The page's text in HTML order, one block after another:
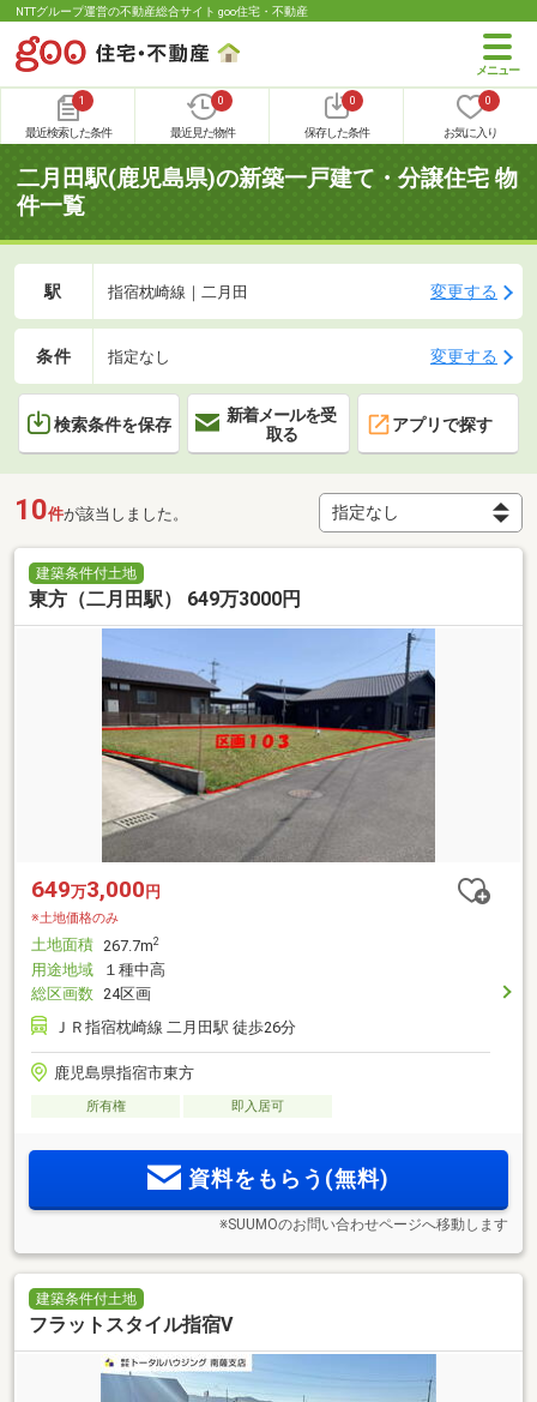
NTTグループ運営の不動産総合サイト goo住宅・不動産
1
最近検索した条件
0
最近見た物件
0
保存した条件
0
お気に入り
二月田駅(鹿児島県)の新築一戸建て・分譲住宅 物
件一覧
駅 指宿枕崎線｜二月田 変更する
条件 指定なし 変更する
検索条件を保存
新着メールを受
取る
アプリで探す
10件が該当しました。
建築条件付土地
東方（二月田駅） 649万3000円
649万3,000 円
※土地価格のみ
土地面積 267.7m2
用途地域
１種中高
総区画数 24区画
ＪＲ指宿枕崎線 二月田駅 徒歩26分
鹿児島県指宿市東方
所有権 即入居可
資料をもらう(無料)
※SUUMOのお問い合わせページへ移動します
建築条件付土地
フラットスタイル指宿Ⅴ